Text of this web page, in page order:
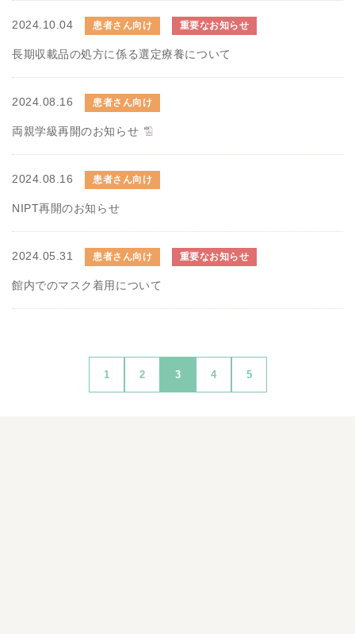
2024.10.04 患者さん向け 重要なお知らせ
長期収載品の処方に係る選定療養について
2024.08.16 患者さん向け
両親学級再開のお知らせ
2024.08.16 患者さん向け
NIPT再開のお知らせ
2024.05.31 患者さん向け 重要なお知らせ
館内でのマスク着用について
1 2 3 4 5